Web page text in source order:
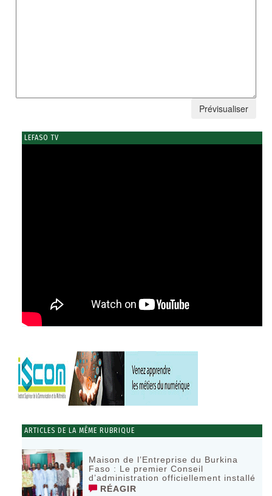
LEFASO TV
ARTICLES DE LA MÊME RUBRIQUE
Maison de l’Entreprise du Burkina
Faso : Le premier Conseil
d’administration officiellement installé
RÉAGIR